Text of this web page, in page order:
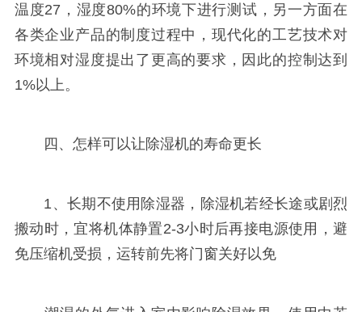
温度27，湿度80%的环境下进行测试，另一方面在
各类企业产品的制度过程中，现代化的工艺技术对
环境相对湿度提出了更高的要求，因此的控制达到
1%以上。
四、怎样可以让除湿机的寿命更长
1、长期不使用除湿器，除湿机若经长途或剧烈
搬动时，宜将机体静置2-3小时后再接电源使用，避
免压缩机受损，运转前先将门窗关好以免